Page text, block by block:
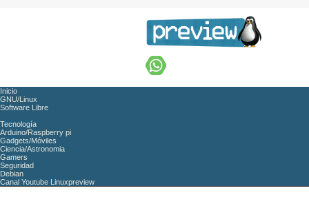
Inicio
GNU/Linux
Software Libre
Tecnología
Arduino/Raspberry pi
Gadgets/Móviles
Ciencia/Astronomia
Gamers
Seguridad
Debian
Canal Youtube Linuxpreview